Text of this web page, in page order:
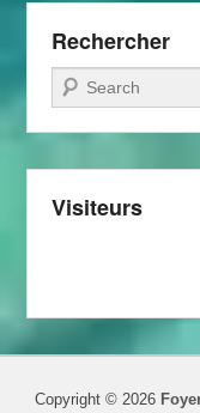
Rechercher
Recherche
Visiteurs
Copyright © 2026